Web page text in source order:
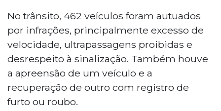
No trânsito, 462 veículos foram autuados
por infrações, principalmente excesso de
velocidade, ultrapassagens proibidas e
desrespeito à sinalização. Também houve
a apreensão de um veículo e a
recuperação de outro com registro de
furto ou roubo.